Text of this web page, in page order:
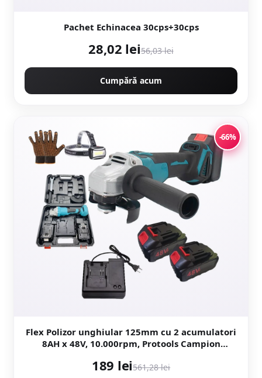
Pachet Echinacea 30cps+30cps
28,02 lei56,03 lei
Cumpără acum
-66%
Flex Polizor unghiular 125mm cu 2 acumulatori
8AH x 48V, 10.000rpm, Protools Campion
189 lei561,28 lei